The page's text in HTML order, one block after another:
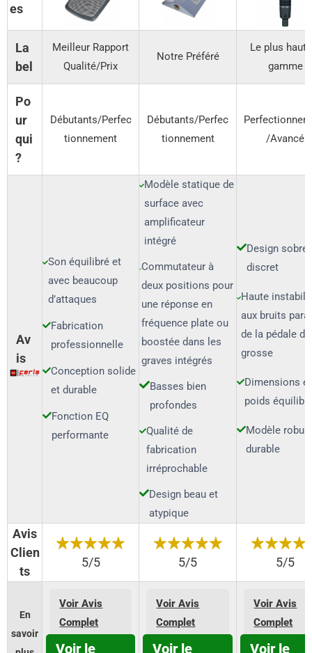
es
La
bel
Meilleur Rapport
Qualité/Prix
Notre Préféré
Le plus haut
gamme
Po
ur
qui
?
Débutants/Perfec
tionnement
Débutants/Perfec
tionnement
/Avancé
Av
is
Son équilibré et
avec beaucoup
d’attaques
Fabrication
professionnelle
Conception solide
et durable
Fonction EQ
performante
Modèle statique de
surface avec
amplificateur
intégré
Commutateur à
deux positions pour
une réponse en
fréquence plate ou
boostée dans les
graves intégrés
Basses bien
profondes
Qualité de
fabrication
irréprochable
Design beau et
atypique
Design sobre
discret
Haute
aux bruits
de la pédale de
grosse
Dimensions et
poids
Modèle
durable
Avis
Clien
ts
5/5 5/5 5/5
En
savoir
Voir Avis
Complet
Voir le
Voir Avis
Complet
Voir le
Voir Avis
Complet
Voir le